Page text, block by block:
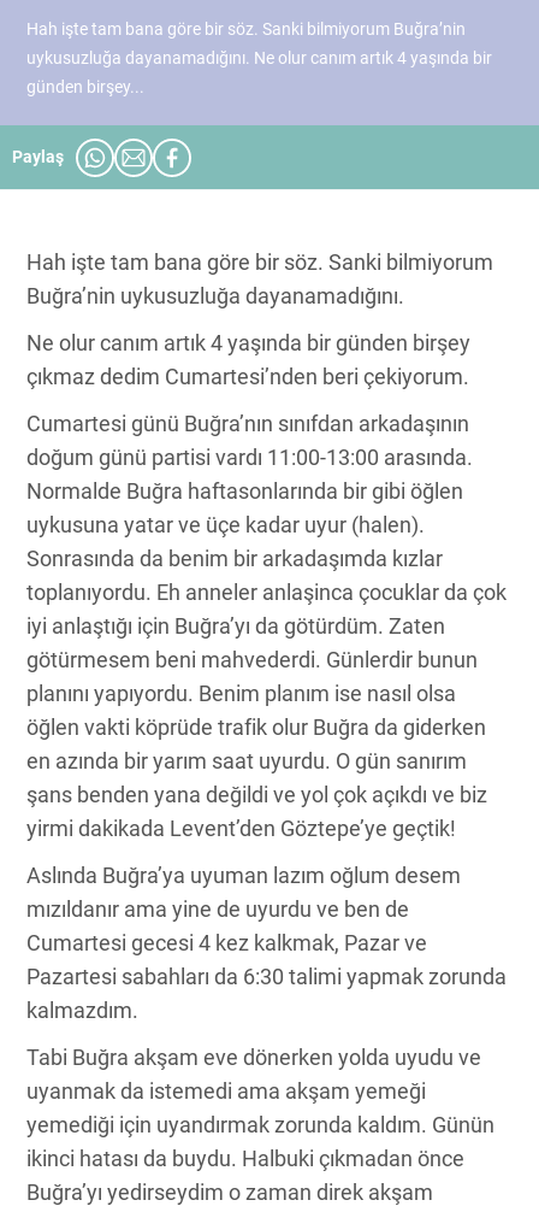
Hah işte tam bana göre bir söz. Sanki bilmiyorum Buğra’nin
uykusuzluğa dayanamadığını. Ne olur canım artık 4 yaşında bir
günden birşey...
Paylaş
Hah işte tam bana göre bir söz. Sanki bilmiyorum
Buğra’nin uykusuzluğa dayanamadığını.
Ne olur canım artık 4 yaşında bir günden birşey
çıkmaz dedim Cumartesi’nden beri çekiyorum.
Cumartesi günü Buğra’nın sınıfdan arkadaşının
doğum günü partisi vardı 11:00-13:00 arasında.
Normalde Buğra haftasonlarında bir gibi öğlen
uykusuna yatar ve üçe kadar uyur (halen).
Sonrasında da benim bir arkadaşımda kızlar
toplanıyordu. Eh anneler anlaşinca çocuklar da çok
iyi anlaştığı için Buğra’yı da götürdüm. Zaten
götürmesem beni mahvederdi. Günlerdir bunun
planını yapıyordu. Benim planım ise nasıl olsa
öğlen vakti köprüde trafik olur Buğra da giderken
en azında bir yarım saat uyurdu. O gün sanırım
şans benden yana değildi ve yol çok açıkdı ve biz
yirmi dakikada Levent’den Göztepe’ye geçtik!
Aslında Buğra’ya uyuman lazım oğlum desem
mızıldanır ama yine de uyurdu ve ben de
Cumartesi gecesi 4 kez kalkmak, Pazar ve
Pazartesi sabahları da 6:30 talimi yapmak zorunda
kalmazdım.
Tabi Buğra akşam eve dönerken yolda uyudu ve
uyanmak da istemedi ama akşam yemeği
yemediği için uyandırmak zorunda kaldım. Günün
ikinci hatası da buydu. Halbuki çıkmadan önce
Buğra’yı yedirseydim o zaman direk akşam